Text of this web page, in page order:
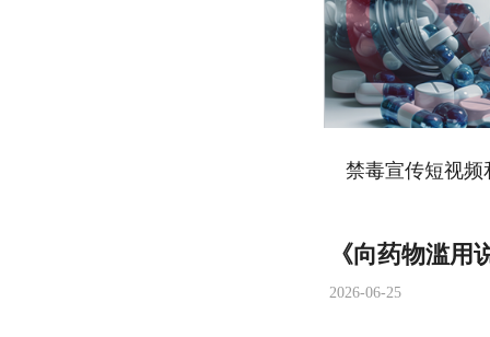
禁毒宣传短视频
《向药物滥用
2026-06-25